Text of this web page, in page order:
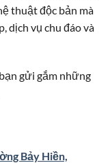
thuật độc bản mà
dịch vụ chu đáo và
gửi gắm những
Bảy Hiền,